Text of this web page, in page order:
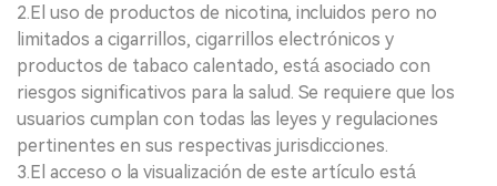
2.El uso de productos de nicotina, incluidos pero no
limitados a cigarrillos, cigarrillos electrónicos y
productos de tabaco calentado, está asociado con
riesgos significativos para la salud. Se requiere que los
usuarios cumplan con todas las leyes y regulaciones
pertinentes en sus respectivas jurisdicciones.
3.El acceso o la visualización de este artículo está